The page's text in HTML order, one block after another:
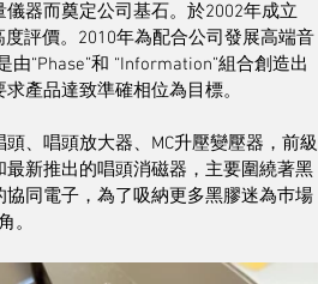
器而奠定公司基石。於2002年成立
評價。2010年為配合公司發展高端音
“Phase”和 “Information”組合創造出
產品達致準確相位為目標。
、唱頭放大器、MC升壓變壓器，前級
新推出的唱頭消磁器，主要圍繞著黑
同電子，為了吸納更多黑膠迷為巿場
。